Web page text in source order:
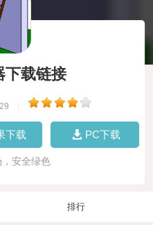
下载链接
下载 PC下载
安全绿色
排行